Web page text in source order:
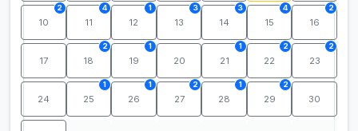
10
2
11
4
12
1
13
3
14
3
15
4
16
2
17 18
2
19
1
20 21
1
22
2
23
2
24 25
1
26
1
27
2
28
1
29
2
30